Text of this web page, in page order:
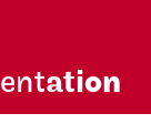
entation